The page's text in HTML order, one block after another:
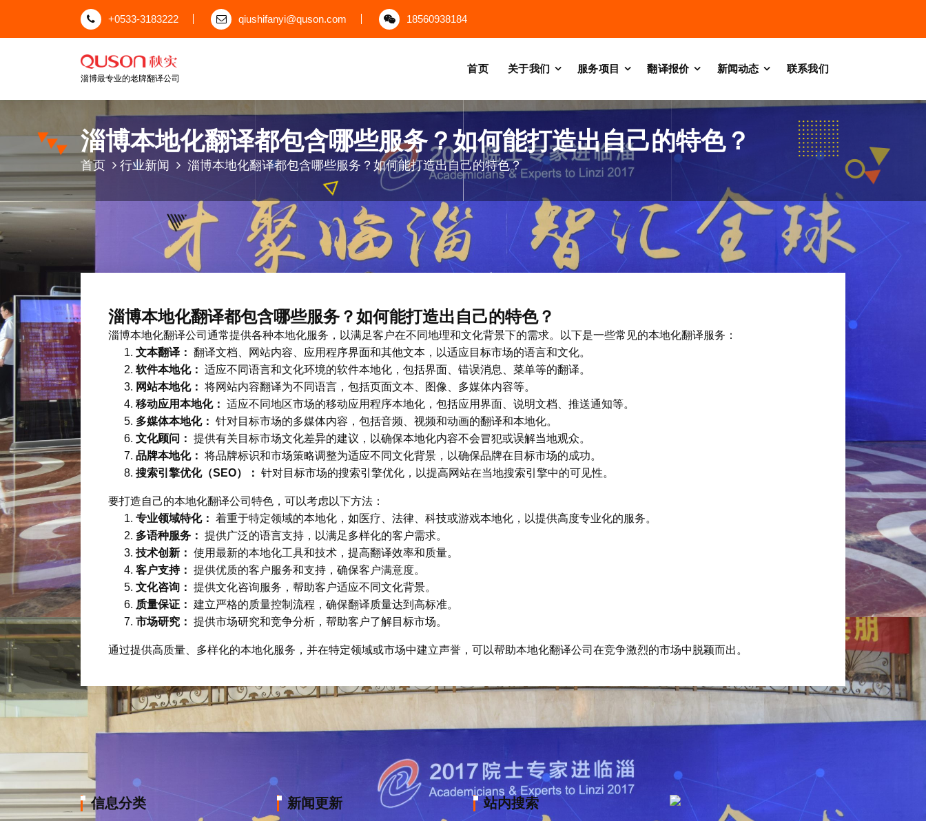
正
+0533-3183222 qiushifanyi@quson.com 18560938184
淄博最专业的老牌翻译公司
首页 关于我们 服务项目 翻译报价 新闻动态 联系我们
淄博本地化翻译都包含哪些服务？如何能打造出自己的特色？
首页 行业新闻 淄博本地化翻译都包含哪些服务？如何能打造出自己的特色？
淄博本地化翻译都包含哪些服务？如何能打造出自己的特色？
淄博本地化翻译公司通常提供各种本地化服务，以满足客户在不同地理和文化背景下的需求。以下是一些常见的本地化翻译服务：
文本翻译： 翻译文档、网站内容、应用程序界面和其他文本，以适应目标市场的语言和文化。
软件本地化： 适应不同语言和文化环境的软件本地化，包括界面、错误消息、菜单等的翻译。
网站本地化： 将网站内容翻译为不同语言，包括页面文本、图像、多媒体内容等。
移动应用本地化： 适应不同地区市场的移动应用程序本地化，包括应用界面、说明文档、推送通知等。
多媒体本地化： 针对目标市场的多媒体内容，包括音频、视频和动画的翻译和本地化。
文化顾问： 提供有关目标市场文化差异的建议，以确保本地化内容不会冒犯或误解当地观众。
品牌本地化： 将品牌标识和市场策略调整为适应不同文化背景，以确保品牌在目标市场的成功。
搜索引擎优化（SEO）： 针对目标市场的搜索引擎优化，以提高网站在当地搜索引擎中的可见性。
要打造自己的本地化翻译公司特色，可以考虑以下方法：
专业领域特化： 着重于特定领域的本地化，如医疗、法律、科技或游戏本地化，以提供高度专业化的服务。
多语种服务： 提供广泛的语言支持，以满足多样化的客户需求。
技术创新： 使用最新的本地化工具和技术，提高翻译效率和质量。
客户支持： 提供优质的客户服务和支持，确保客户满意度。
文化咨询： 提供文化咨询服务，帮助客户适应不同文化背景。
质量保证： 建立严格的质量控制流程，确保翻译质量达到高标准。
市场研究： 提供市场研究和竞争分析，帮助客户了解目标市场。
通过提供高质量、多样化的本地化服务，并在特定领域或市场中建立声誉，可以帮助本地化翻译公司在竞争激烈的市场中脱颖而出。
信息分类 新闻更新 站内搜索